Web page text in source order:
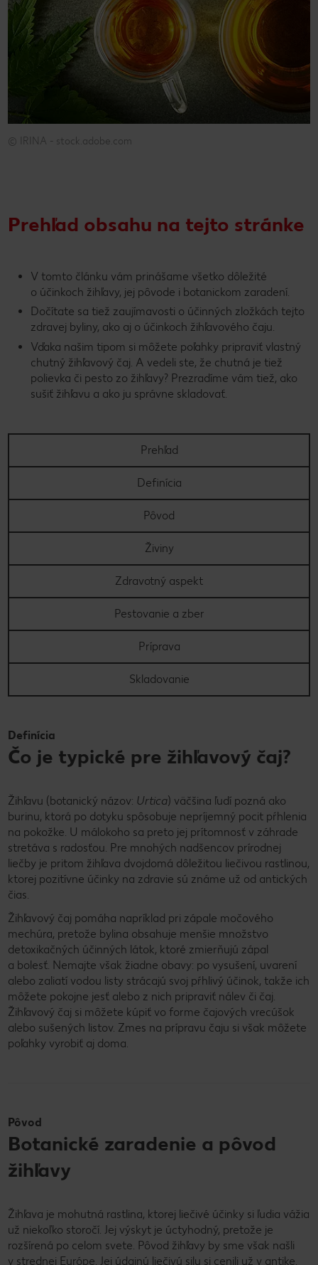
© IRINA - stock.adobe.com
© IRINA - stock.adobe.com
Prehľad obsahu na tejto stránke
V tomto článku vám prinášame všetko dôležité
o účinkoch žihľavy, jej pôvode i botanickom zaradení.
Dočítate sa tiež zaujímavosti o účinných zložkách tejto
zdravej byliny, ako aj o účinkoch žihľavového čaju.
Vďaka našim tipom si môžete poľahky pripraviť vlastný
chutný žihľavový čaj. A vedeli ste, že chutná je tiež
polievka či pesto zo žihľavy? Prezradíme vám tiež, ako
sušiť žihľavu a ako ju správne skladovať.
Prehľad
Definícia
Pôvod
Živiny
Zdravotný aspekt
Pestovanie a zber
Príprava
Skladovanie
Definícia
Čo je typické pre žihľavový čaj?
Žihľavu (botanický názov: Urtica) väčšina ľudí pozná ako
burinu, ktorá po dotyku spôsobuje nepríjemný pocit pŕhlenia
na pokožke. U málokoho sa preto jej prítomnosť v záhrade
stretáva s radosťou. Pre mnohých nadšencov prírodnej
liečby je pritom žihľava dvojdomá dôležitou liečivou rastlinou,
ktorej pozitívne účinky na zdravie sú známe už od antických
čias.
Žihľavový čaj pomáha napríklad pri zápale močového
mechúra, pretože bylina obsahuje menšie množstvo
detoxikačných účinných látok, ktoré zmierňujú zápal
a bolesť. Nemajte však žiadne obavy: po vysušení, uvarení
alebo zaliatí vodou listy strácajú svoj pŕhlivý účinok, takže ich
môžete pokojne jesť alebo z nich pripraviť nálev či čaj.
Žihľavový čaj si môžete kúpiť vo forme čajových vrecúšok
alebo sušených listov. Zmes na prípravu čaju si však môžete
poľahky vyrobiť aj doma.
Pôvod
Botanické zaradenie a pôvod
žihľavy
Žihľava je mohutná rastlina, ktorej liečivé účinky si ľudia vážia
už niekoľko storočí. Jej výskyt je úctyhodný, pretože je
rozšírená po celom svete. Pôvod žihľavy by sme však našli
v strednej Európe. Jej údajnú liečivú silu si cenili už v antike.